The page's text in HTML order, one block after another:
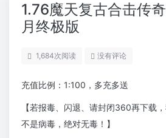
1.76魔天复古合击传
月终极版
1,684次阅读 没有评论
充值比例：1:100，多充多送
【若报毒、闪退、请封闭360再下载
不是病毒，绝对无毒！】